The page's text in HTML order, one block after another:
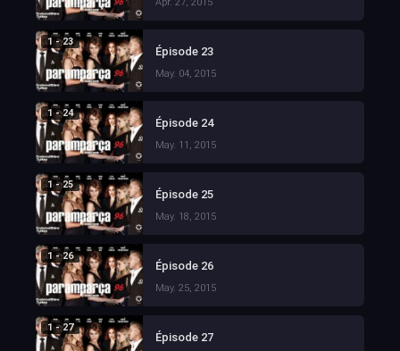
1 - 23
Épisode 23
May. 04, 2015
1 - 24
Épisode 24
May. 11, 2015
1 - 25
Épisode 25
May. 18, 2015
1 - 26
Épisode 26
May. 25, 2015
1 - 27
Épisode 27